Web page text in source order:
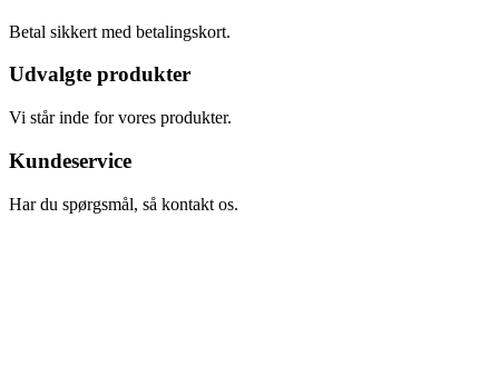
Betal sikkert med betalingskort.
Udvalgte produkter
Vi står inde for vores produkter.
Kundeservice
Har du spørgsmål, så kontakt os.